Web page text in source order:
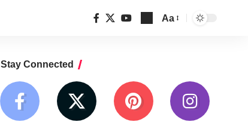
Aa
Stay Connected